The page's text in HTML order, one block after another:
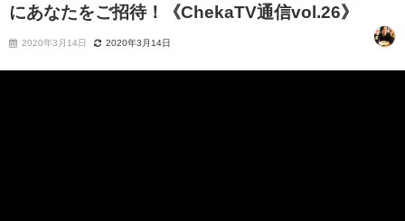
にあなたをご招待！《ChekaTV通信vol.26》
2020年3月14日 2020年3月14日